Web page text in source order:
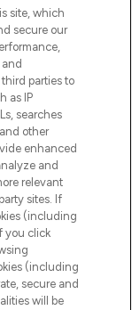
de soins
via
dès
site, which
secure our
parties to
as IP
searches
other
enhanced
and
relevant
sites. If
(including
you click
(including
secure and
will be